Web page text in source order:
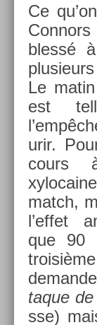
Ce
blessé
Le
est
urir.
cours
match,
l’effet
que 90
taque
sse)